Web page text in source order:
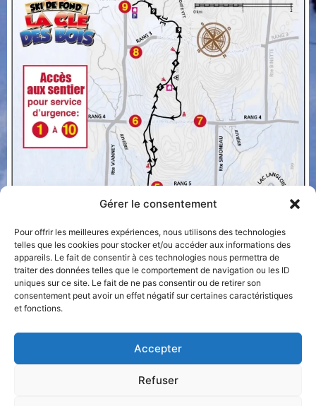
Gérer le consentement
Pour offrir les meilleures expériences, nous utilisons des technologies
telles que les cookies pour stocker et/ou accéder aux informations des
appareils. Le fait de consentir à ces technologies nous permettra de
traiter des données telles que le comportement de navigation ou les ID
uniques sur ce site. Le fait de ne pas consentir ou de retirer son
consentement peut avoir un effet négatif sur certaines caractéristiques
et fonctions.
Accepter
Refuser